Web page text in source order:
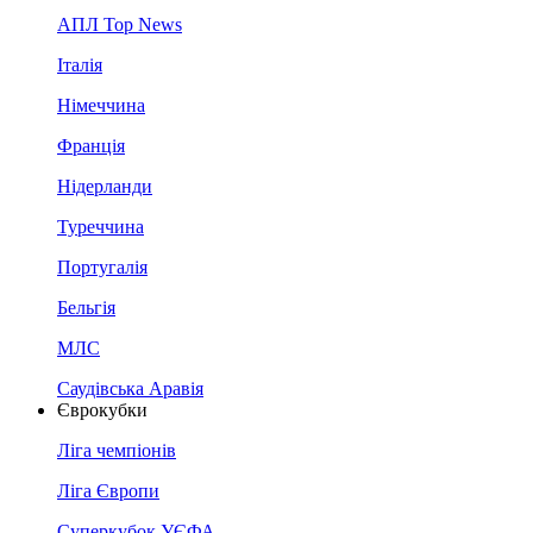
АПЛ Top News
Італія
Німеччина
Франція
Нідерланди
Туреччина
Португалія
Бельгія
МЛС
Саудівська Аравія
Єврокубки
Ліга чемпіонів
Ліга Європи